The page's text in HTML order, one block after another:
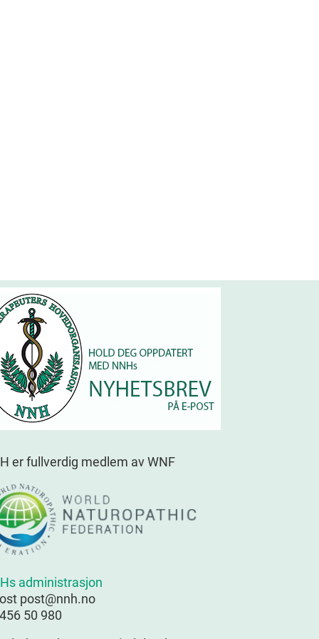
er fullverdig medlem av WNF
administrasjon
post@nnh.no
50 980